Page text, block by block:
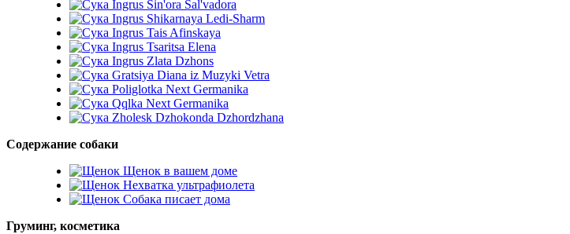
Ingrus Sin'ora Sal'vadora
Ingrus Shikarnaya Ledi-Sharm
Ingrus Tais Afinskaya
Ingrus Tsaritsa Elena
Ingrus Zlata Dzhons
Gratsiya Diana iz Muzyki Vetra
Poliglotka Next Germanika
Qqlka Next Germanika
Zholesk Dzhokonda Dzhordzhana
Содержание собаки
Щенок в вашем доме
Нехватка ультрафиолета
Собака писает дома
Груминг, косметика